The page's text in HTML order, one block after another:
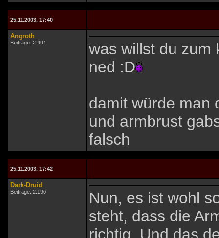
25.11.2003, 17:40
Angroth
Beiträge: 2.494
was willst du zum
ned :D
damit würde man
und armbrust
falsch
25.11.2003, 17:42
Dark-Druid
Beiträge: 2.190
Nun, es ist wohl
steht, dass die
richtig. Und das